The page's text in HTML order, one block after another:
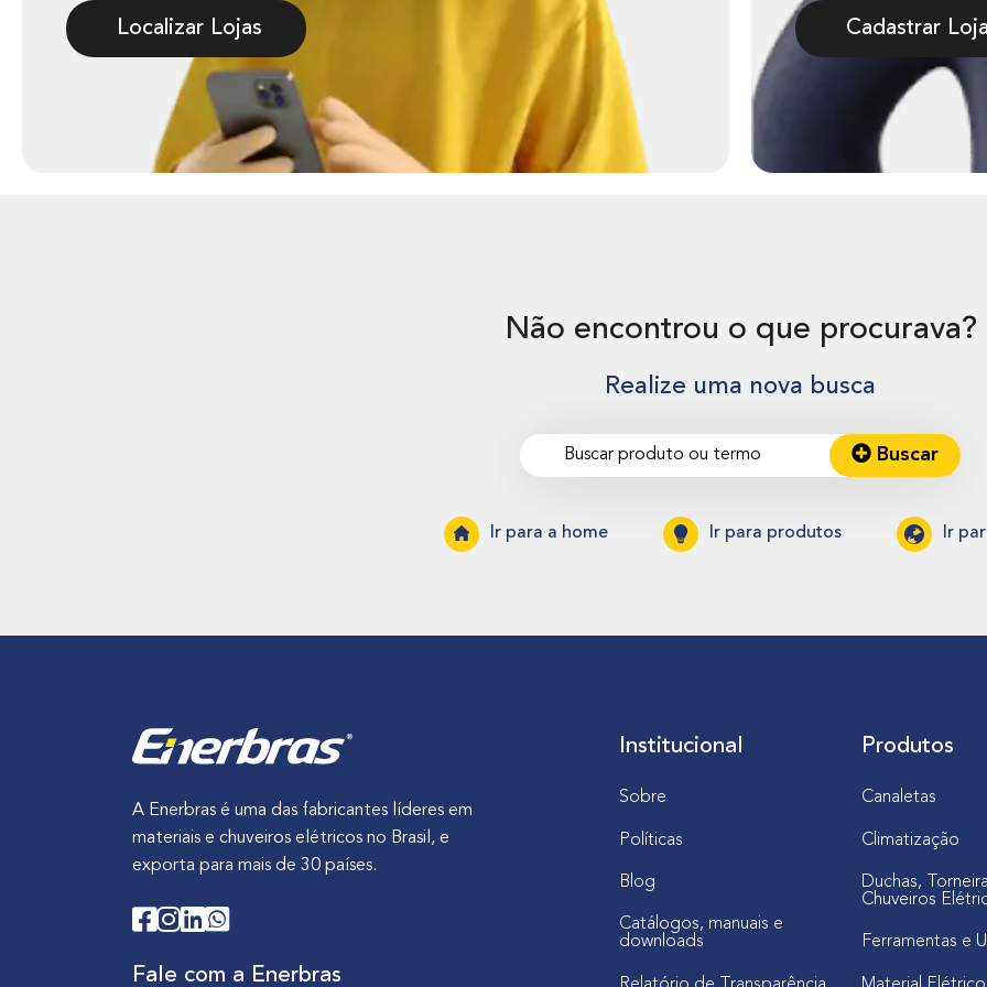
Localizar Lojas Cadastrar
Não encontrou o que procurava?
Realize uma nova busca
Buscar
Ir para a home Ir para produtos Ir
A Enerbras é uma das fabricantes líderes em
materiais e chuveiros elétricos no Brasil, e
exporta para mais de 30 países.
Fale com a Enerbras
Institucional
Sobre
Políticas
Blog
Catálogos, manuais e
downloads
Produtos
Canaletas
Climatização
Duchas,
Chuveiros
Ferramentas e